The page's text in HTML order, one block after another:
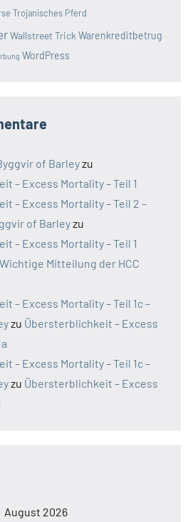
Trojanisches Pferd
Wallstreet Trick Warenkreditbetrug
WordPress
of Barleyzu
– Excess Mortality – Teil 1
– Excess Mortality – Teil 2 –
of Barleyzu
– Excess Mortality – Teil 1
Wichtige Mitteilung der HCC
– Excess Mortality – Teil 1c –
zu Übersterblichkeit – Excess
– Excess Mortality – Teil 1c –
zu Übersterblichkeit – Excess
August 2026